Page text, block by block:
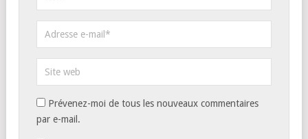
Prévenez-moi de tous les nouveaux commentaires
par e-mail.